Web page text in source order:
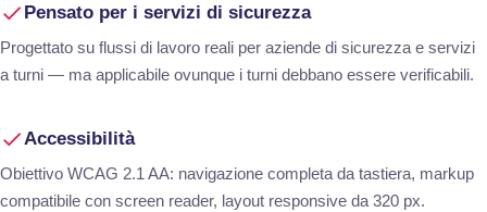
Pensato per i servizi di sicurezza
Progettato su flussi di lavoro reali per aziende di sicurezza e servizi
a turni — ma applicabile ovunque i turni debbano essere verificabili.
Accessibilità
Obiettivo WCAG 2.1 AA: navigazione completa da tastiera, markup
compatibile con screen reader, layout responsive da 320 px.